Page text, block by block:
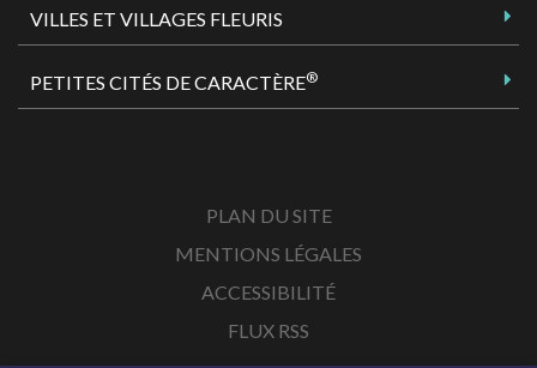
VILLES ET VILLAGES FLEURIS
PETITES CITÉS DE CARACTÈRE®
PLAN DU SITE
MENTIONS LÉGALES
ACCESSIBILITÉ
FLUX RSS